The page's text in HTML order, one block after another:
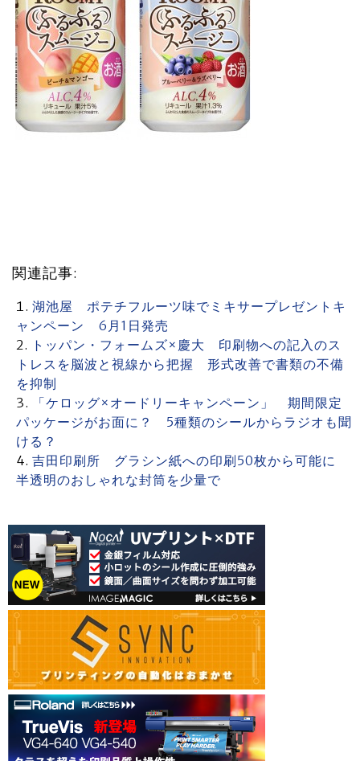
関連記事:
湖池屋 ポテチフルーツ味でミキサープレゼントキ
ャンペーン 6月1日発売
トッパン・フォームズ×慶大 印刷物への記入のス
トレスを脳波と視線から把握 形式改善で書類の不備
を抑制
「ケロッグ×オードリーキャンペーン」 期間限定
パッケージがお面に？ 5種類のシールからラジオも聞
ける？
吉田印刷所 グラシン紙への印刷50枚から可能に
半透明のおしゃれな封筒を少量で